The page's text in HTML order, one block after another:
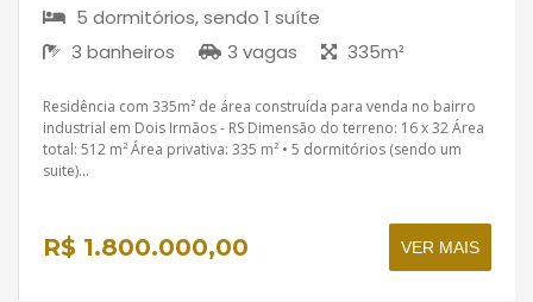
5 dormitórios, sendo 1 suíte
3 banheiros
3 vagas 335m²
Residência com 335m² de área construída para venda no bairro
industrial em Dois Irmãos - RS Dimensão do terreno: 16 x 32 Área
total: 512 m² Área privativa: 335 m² • 5 dormitórios (sendo um
suite)...
R$ 1.800.000,00 VER MAIS